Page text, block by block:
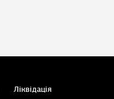
Ліквідація